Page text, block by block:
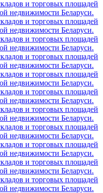
и торговых площадей
недвижимости Беларуси.
и торговых площадей
недвижимости Беларуси.
и торговых площадей
недвижимости Беларуси.
и торговых площадей
недвижимости Беларуси.
и торговых площадей
недвижимости Беларуси.
и торговых площадей
недвижимости Беларуси.
и торговых площадей
недвижимости Беларуси.
и торговых площадей
недвижимости Беларуси.
и торговых площадей
недвижимости Беларуси.
и торговых площадей
недвижимости Беларуси.
и торговых площадей
недвижимости Беларуси.